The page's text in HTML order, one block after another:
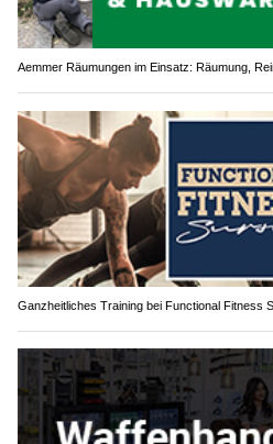
Aemmer Räumungen im Einsatz: Räumung,
Ganzheitliches Training bei Functional Fitness